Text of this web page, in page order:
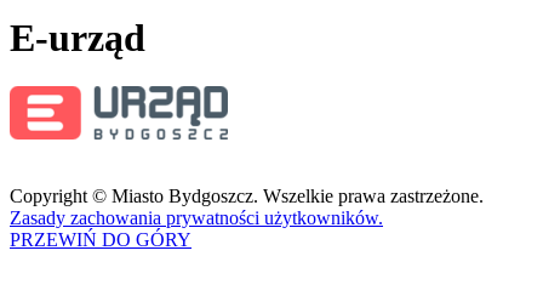
E-urząd
Copyright © Miasto Bydgoszcz. Wszelkie prawa zastrzeżone.
Zasady zachowania prywatności użytkowników.
PRZEWIŃ DO GÓRY